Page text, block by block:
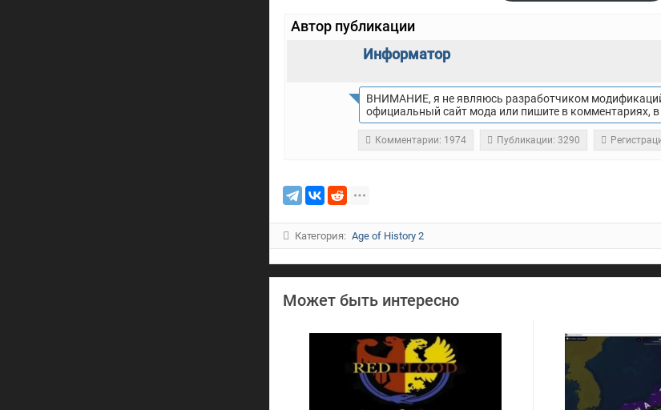
Автор публикации
Информатор
ВНИМАНИЕ, я не являюсь разработчиком
официальный сайт мода или пишите в комментариях,
Комментарии: 1974 Публикации: 3290
Категория: Age of History 2
Может быть интересно